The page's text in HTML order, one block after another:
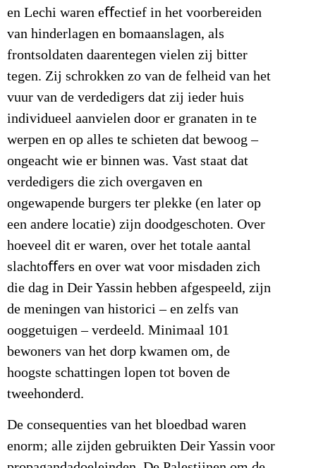
en Lechi waren eﬀectief in het voorbereiden
van hinderlagen en bomaanslagen, als
frontsoldaten daarentegen vielen zij bitter
tegen. Zij schrokken zo van de felheid van het
vuur van de verdedigers dat zij ieder huis
individueel aanvielen door er granaten in te
werpen en op alles te schieten dat bewoog –
ongeacht wie er binnen was. Vast staat dat
verdedigers die zich overgaven en
ongewapende burgers ter plekke (en later op
een andere locatie) zijn doodgeschoten. Over
hoeveel dit er waren, over het totale aantal
slachtoﬀers en over wat voor misdaden zich
die dag in Deir Yassin hebben afgespeeld, zijn
de meningen van historici – en zelfs van
ooggetuigen – verdeeld. Minimaal 101
bewoners van het dorp kwamen om, de
hoogste schattingen lopen tot boven de
tweehonderd.
De consequenties van het bloedbad waren
enorm; alle zijden gebruikten Deir Yassin voor